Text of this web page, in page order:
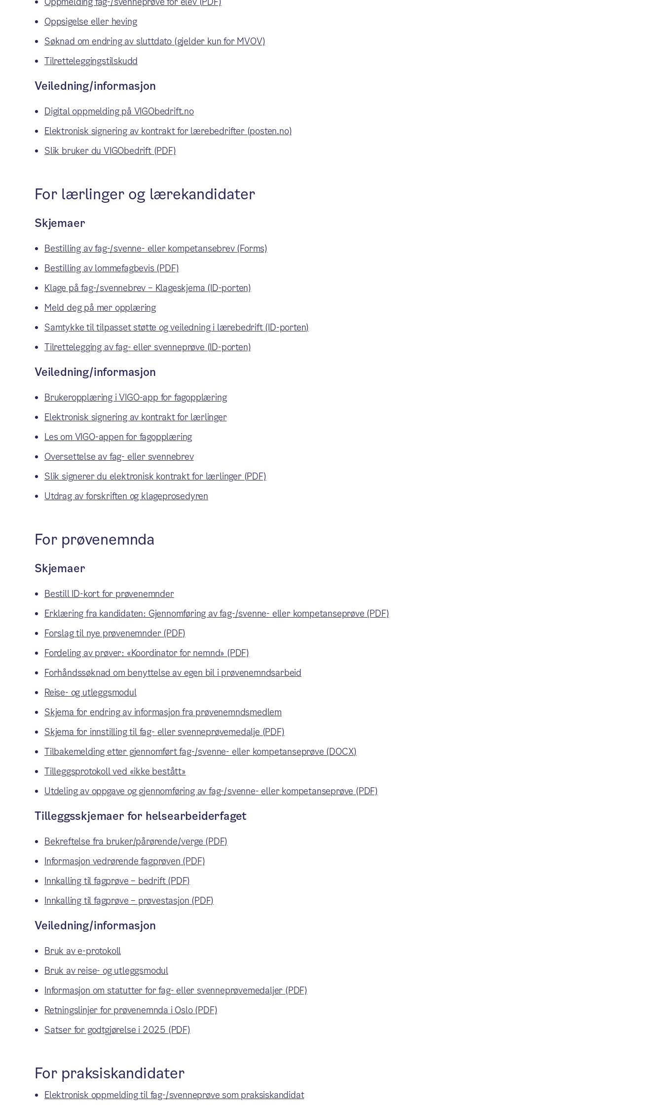
Oppsigelse eller heving
Søknad om endring av sluttdato (gjelder kun for MVOV)
Tilretteleggingstilskudd
Veiledning/informasjon
Digital oppmelding på VIGObedrift.no
Elektronisk signering av kontrakt for lærebedrifter (posten.no)
Slik bruker du VIGObedrift (PDF)
For lærlinger og lærekandidater
Skjemaer
Bestilling av fag-/svenne- eller kompetansebrev (Forms)
Bestilling av lommefagbevis (PDF)
Klage på fag-/svennebrev – Klageskjema (ID-porten)
Meld deg på mer opplæring
Samtykke til tilpasset støtte og veiledning i lærebedrift (ID-porten)
Tilrettelegging av fag- eller svenneprøve (ID-porten)
Veiledning/informasjon
Brukeropplæring i VIGO-app for fagopplæring
Elektronisk signering av kontrakt for lærlinger
Les om VIGO-appen for fagopplæring
Oversettelse av fag- eller svennebrev
Slik signerer du elektronisk kontrakt for lærlinger (PDF)
Utdrag av forskriften og klageprosedyren
For prøvenemnda
Skjemaer
Bestill ID-kort for prøvenemnder
Erklæring fra kandidaten: Gjennomføring av fag-/svenne- eller kompetanseprøve (PDF)
Forslag til nye prøvenemnder (PDF)
Fordeling av prøver: «Koordinator for nemnd» (PDF)
Forhåndssøknad om benyttelse av egen bil i prøvenemndsarbeid
Reise- og utleggsmodul
Skjema for endring av informasjon fra prøvenemndsmedlem
Skjema for innstilling til fag- eller svenneprøvemedalje (PDF)
Tilbakemelding etter gjennomført fag-/svenne- eller kompetanseprøve (DOCX)
Tilleggsprotokoll ved «ikke bestått»
Utdeling av oppgave og gjennomføring av fag-/svenne- eller kompetanseprøve (PDF)
Tilleggsskjemaer for helsearbeiderfaget
Bekreftelse fra bruker/pårørende/verge (PDF)
Informasjon vedrørende fagprøven (PDF)
Innkalling til fagprøve – bedrift (PDF)
Innkalling til fagprøve – prøvestasjon (PDF)
Veiledning/informasjon
Bruk av e-protokoll
Bruk av reise- og utleggsmodul
Informasjon om statutter for fag- eller svenneprøvemedaljer (PDF)
Retningslinjer for prøvenemnda i Oslo (PDF)
Satser for godtgjørelse i 2025 (PDF)
For praksiskandidater
Elektronisk oppmelding til fag-/svenneprøve som praksiskandidat